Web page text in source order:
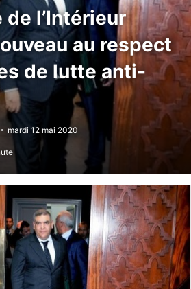
l’Intérieur
au respect
de lutte anti-
mardi 12 mai 2020